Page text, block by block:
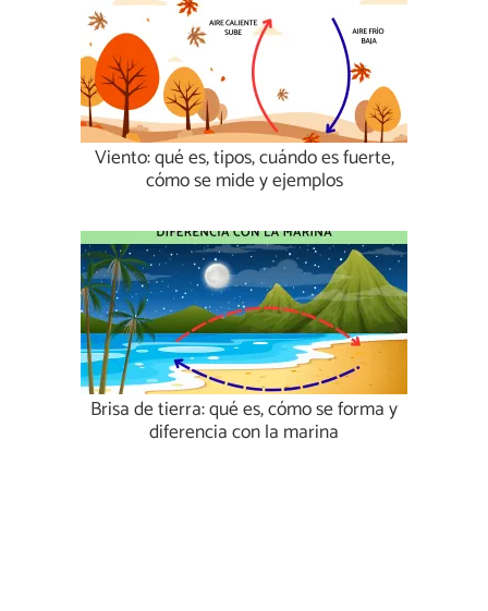
Viento: qué es, tipos, cuándo es fuerte,
cómo se mide y ejemplos
Brisa de tierra: qué es, cómo se forma y
diferencia con la marina